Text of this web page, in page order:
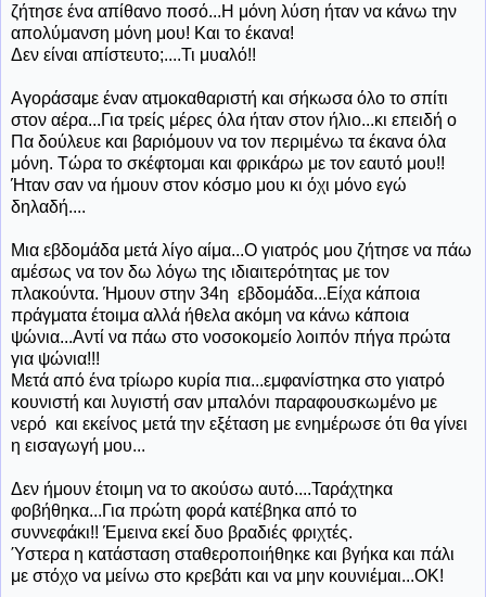
ζήτησε ένα απίθανο ποσό...Η μόνη λύση ήταν να κάνω την
απολύμανση μόνη μου! Και το έκανα!
Δεν είναι απίστευτο;....Τι μυαλό!!
Αγοράσαμε έναν ατμοκαθαριστή και σήκωσα όλο το σπίτι
στον αέρα...Για τρείς μέρες όλα ήταν στον ήλιο...κι επειδή ο
Πα δούλευε και βαριόμουν να τον περιμένω τα έκανα όλα
μόνη. Τώρα το σκέφτομαι και φρικάρω με τον εαυτό μου!!
Ήταν σαν να ήμουν στον κόσμο μου κι όχι μόνο εγώ
δηλαδή....
Μια εβδομάδα μετά λίγο αίμα...Ο γιατρός μου ζήτησε να πάω
αμέσως να τον δω λόγω της ιδιαιτερότητας με τον
πλακούντα. Ήμουν στην 34η εβδομάδα...Είχα κάποια
πράγματα έτοιμα αλλά ήθελα ακόμη να κάνω κάποια
ψώνια...Αντί να πάω στο νοσοκομείο λοιπόν πήγα πρώτα
για ψώνια!!!
Μετά από ένα τρίωρο κυρία πια...εμφανίστηκα στο γιατρό
κουνιστή και λυγιστή σαν μπαλόνι παραφουσκωμένο με
νερό και εκείνος μετά την εξέταση με ενημέρωσε ότι θα γίνει
η εισαγωγή μου...
Δεν ήμουν έτοιμη να το ακούσω αυτό....Ταράχτηκα
φοβήθηκα...Για πρώτη φορά κατέβηκα από το
συννεφάκι!! Έμεινα εκεί δυο βραδιές φριχτές.
Ύστερα η κατάσταση σταθεροποιήθηκε και βγήκα και πάλι
με στόχο να μείνω στο κρεβάτι και να μην κουνιέμαι...ΟΚ!